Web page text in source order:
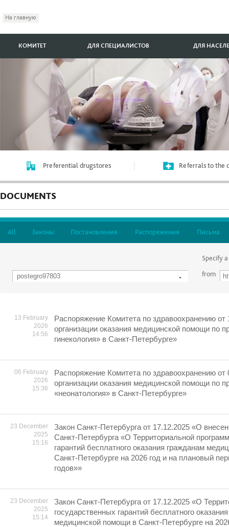
На главную
КОМИТЕТ ДЛЯ СПЕЦИАЛИСТОВ ДЛЯ
Preferential drugstores Referrals to the
DOCUMENTS
All Законы Постановления Распоряжения Письма
Specify
from
13 February
2026
14:56
Распоряжение Комитета по здравоохранению
организации оказания медицинской помощи по
гинекология» в Санкт-Петербурге»
06 February
2026
15:36
Распоряжение Комитета по здравоохранению
организации оказания медицинской помощи по
«неонатология» в Санкт-Петербурге»
23 December
2025
15:16
Закон Санкт-Петербурга от 17.12.2025 «О
Санкт-Петербурга «О Территориальной
гарантий бесплатного оказания гражданам
Санкт-Петербурге на 2026 год и на плановый
годов»»
23 December
2025
15:14
Закон Санкт-Петербурга от 17.12.2025 «О
государственных гарантий бесплатного
медицинской помощи в Санкт-Петербурге на